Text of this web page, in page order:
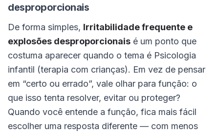
desproporcionais
De forma simples, Irritabilidade frequente e
explosões desproporcionais é um ponto que
costuma aparecer quando o tema é Psicologia
infantil (terapia com crianças). Em vez de pensar
em “certo ou errado”, vale olhar para função: o
que isso tenta resolver, evitar ou proteger?
Quando você entende a função, fica mais fácil
escolher uma resposta diferente — com menos